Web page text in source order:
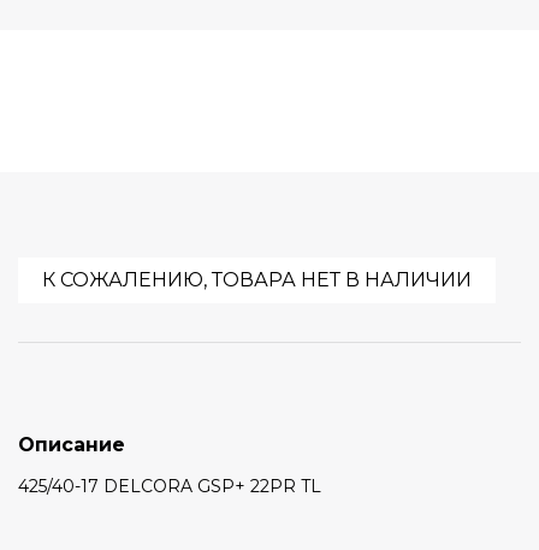
К СОЖАЛЕНИЮ, ТОВАРА НЕТ В НАЛИЧИИ
Описание
425/40-17 DELCORA GSP+ 22PR TL